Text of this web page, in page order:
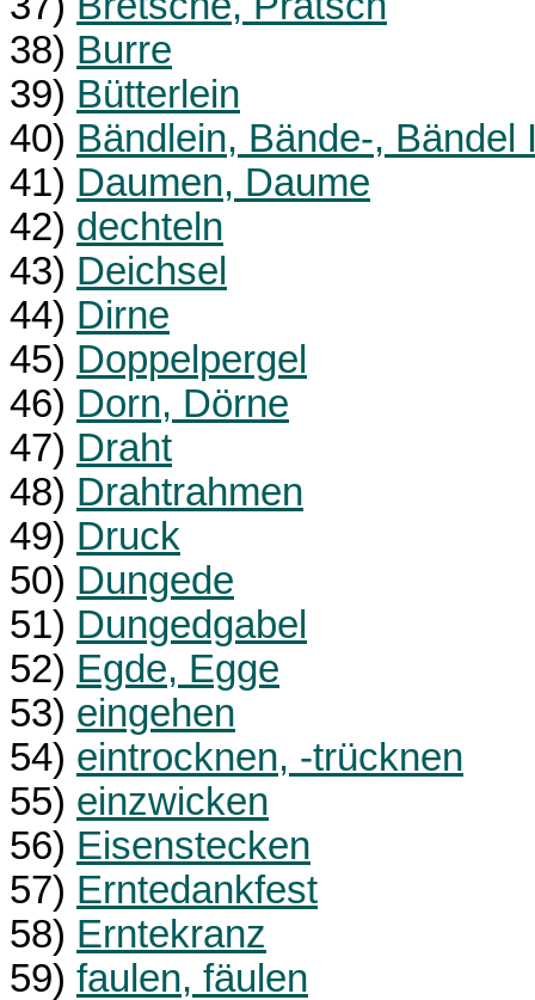
38) Burre
39) Bütterlein
40) Bändlein, Bände-, Bändel
41) Daumen, Daume
42) dechteln
43) Deichsel
44) Dirne
45) Doppelpergel
46) Dorn, Dörne
47) Draht
48) Drahtrahmen
49) Druck
50) Dungede
51) Dungedgabel
52) Egde, Egge
53) eingehen
54) eintrocknen, -trücknen
55) einzwicken
56) Eisenstecken
57) Erntedankfest
58) Erntekranz
59) faulen, fäulen